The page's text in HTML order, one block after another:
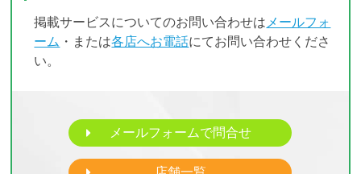
掲載サービスについてのお問い合わせは メールフォ
ーム ・または各店へお電話にてお問い合わせくださ
い。
メールフォームで問合せ